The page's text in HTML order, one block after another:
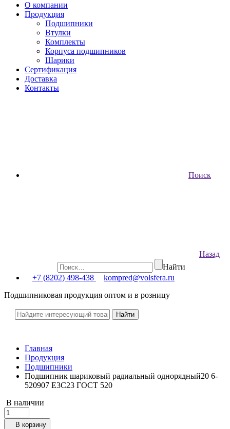
О компании
Продукция
Подшипники
Втулки
Комплекты
Корпуса подшипников
Шарики
Сертификация
Доставка
Контакты
Поиск
Назад
Найти
+7 (8202) 498-438
kompred@volsfera.ru
Подшипниковая продукция оптом и в розницу
Главная
Продукция
Подшипники
Подшипник шариковый радиальный однорядный20 6-
520907 Е3C23 ГОСТ 520
В наличии
В корзину